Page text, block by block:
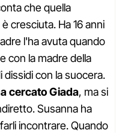
che quella
cresciuta. Ha 16 anni
l'ha avuta quando
con la madre della
dissidi con la suocera.
cercato Giada, ma si
Susanna ha
incontrare. Quando